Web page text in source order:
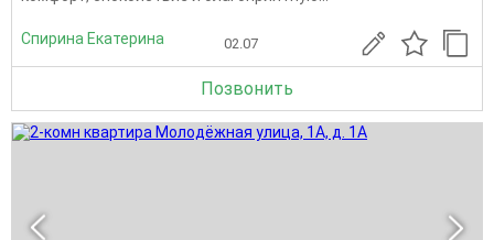
Спирина Екатерина 02.07
Позвонить